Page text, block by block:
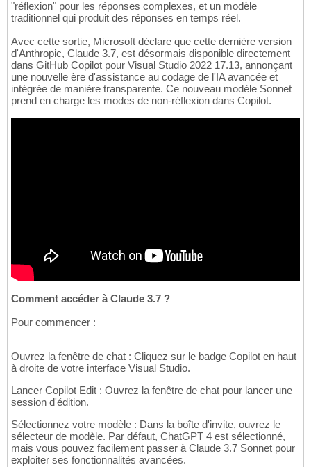
"réflexion" pour les réponses complexes, et un modèle
traditionnel qui produit des réponses en temps réel.
Avec cette sortie, Microsoft déclare que cette dernière version
d'Anthropic, Claude 3.7, est désormais disponible directement
dans GitHub Copilot pour Visual Studio 2022 17.13, annonçant
une nouvelle ère d'assistance au codage de l'IA avancée et
intégrée de manière transparente. Ce nouveau modèle Sonnet
prend en charge les modes de non-réflexion dans Copilot.
Comment accéder à Claude 3.7 ?
Pour commencer :
Ouvrez la fenêtre de chat : Cliquez sur le badge Copilot en haut
à droite de votre interface Visual Studio.
Lancer Copilot Edit : Ouvrez la fenêtre de chat pour lancer une
session d'édition.
Sélectionnez votre modèle : Dans la boîte d'invite, ouvrez le
sélecteur de modèle. Par défaut, ChatGPT 4 est sélectionné,
mais vous pouvez facilement passer à Claude 3.7 Sonnet pour
exploiter ses fonctionnalités avancées.